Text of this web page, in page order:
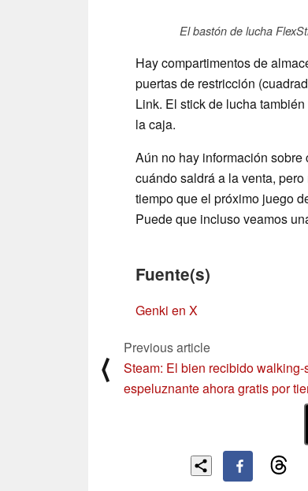
El bastón de lucha
Hay compartimentos de
puertas de restricción
Link. El stick de lucha
la caja.
Aún no hay información
cuándo saldrá a la venta,
tiempo que el próximo juego
Puede que incluso veamos
Fuente(s)
Genki en X
⟨
Previous article
Steam: El bien recibido walking-
espeluznante ahora gratis por